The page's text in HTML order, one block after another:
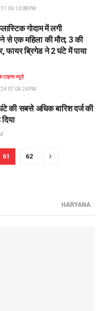
06:10:08PM
गोदाम में लगी
एक महिला की मौत; 3 की
फायर ब्रिगेड ने 2 घंटे में पाया
टाइम्स ब्यूरो
07:04:24PM
की सबसे अधिक बारिश दर्ज की
61 62
HARYANA